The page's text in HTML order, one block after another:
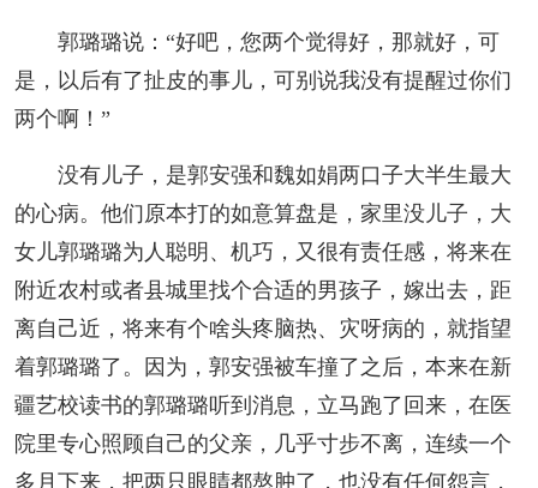
郭璐璐说：“好吧，您两个觉得好，那就好，可
是，以后有了扯皮的事儿，可别说我没有提醒过你们
两个啊！”
没有儿子，是郭安强和魏如娟两口子大半生最大
的心病。他们原本打的如意算盘是，家里没儿子，大
女儿郭璐璐为人聪明、机巧，又很有责任感，将来在
附近农村或者县城里找个合适的男孩子，嫁出去，距
离自己近，将来有个啥头疼脑热、灾呀病的，就指望
着郭璐璐了。因为，郭安强被车撞了之后，本来在新
疆艺校读书的郭璐璐听到消息，立马跑了回来，在医
院里专心照顾自己的父亲，几乎寸步不离，连续一个
多月下来，把两只眼睛都熬肿了，也没有任何怨言，